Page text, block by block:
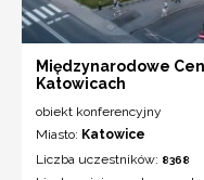
Międzynarodowe
Katowicach
obiekt konferencyjny
Miasto: Katowice
Liczba uczestników: 8368